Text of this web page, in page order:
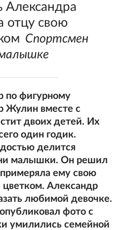
Александра
отцу свою
Спортсмен
по фигурному
Жулин вместе с
двоих детей. Их
один годик.
делится
малышки. Он решил
ему свою
цветком. Александр
любимой девочке.
фото с
умилились семейной